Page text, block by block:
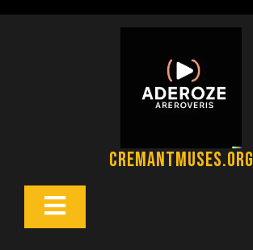
cremantmuses.org
Botón